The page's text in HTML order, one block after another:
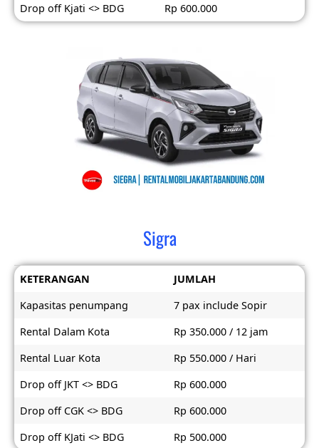
Drop off Kjati <> BDG
Rp 600.000
Sigra
KETERANGAN
JUMLAH
Kapasitas penumpang
7 pax include Sopir
Rental Dalam Kota
Rp 350.000 / 12 jam
Rental Luar Kota
Rp 550.000 / Hari
Drop off JKT <> BDG
Rp 600.000
Drop off CGK <> BDG
Rp 600.000
Drop off KJati <> BDG
Rp 500.000